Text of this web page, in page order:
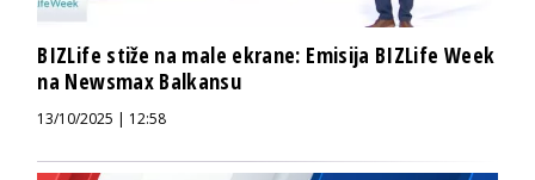
BIZLife stiže na male ekrane: Emisija BIZLife Week
na Newsmax Balkansu
13/10/2025 | 12:58